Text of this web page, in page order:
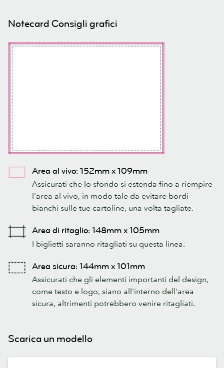
Notecard Consigli grafici
Area al vivo: 152mm x 109mm
Assicurati che lo sfondo si estenda fino a riempire
l'area al vivo, in modo tale da evitare bordi
bianchi sulle tue cartoline, una volta tagliate.
Area di ritaglio: 148mm x 105mm
I biglietti saranno ritagliati su questa linea.
Area sicura: 144mm x 101mm
Assicurati che gli elementi importanti del design,
come testo e logo, siano all'interno dell'area
sicura, altrimenti potrebbero venire ritagliati.
Scarica un modello